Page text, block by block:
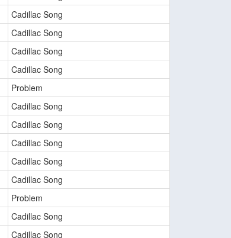
Cadillac Song
Cadillac Song
Cadillac Song
Cadillac Song
Problem
Cadillac Song
Cadillac Song
Cadillac Song
Cadillac Song
Cadillac Song
Problem
Cadillac Song
Cadillac Song